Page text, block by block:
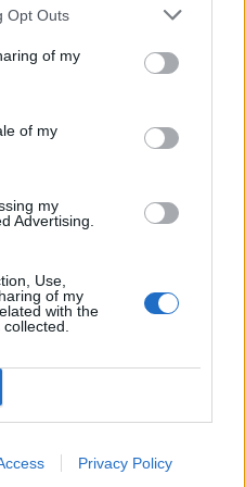
Opt Outs
of my
of my
my
Advertising.
Use,
of my
with the
Privacy Policy
Rörlig
Obegr. Ja
0.8 %
Ja
0.75
950
0.75
%
Fast
0.7 %
1 000